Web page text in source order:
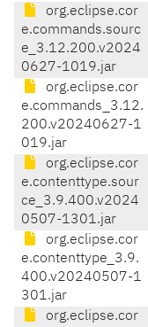
org.eclipse.cor
e.commands.sourc
e_3.12.200.v2024
0627-1019.jar
org.eclipse.cor
e.commands_3.12.
200.v20240627-1
019.jar
org.eclipse.cor
e.contenttype.sour
ce_3.9.400.v2024
0507-1301.jar
org.eclipse.cor
e.contenttype_3.9.
400.v20240507-1
301.jar
org.eclipse.cor